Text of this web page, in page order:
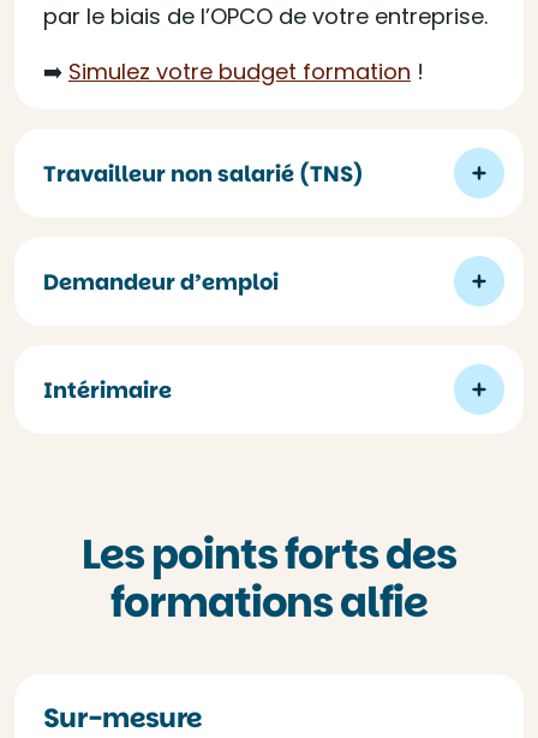
par le biais de l’OPCO de votre entreprise.
➡️ Simulez votre budget formation !
Travailleur non salarié (TNS)
Demandeur d’emploi
Intérimaire
Les points forts des
formations alfie
Sur-mesure